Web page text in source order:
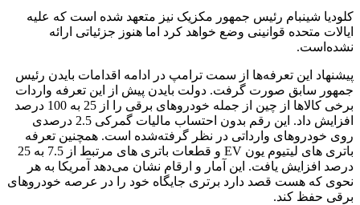
کلودیا شینبام رئیس جمهور مکزیک نیز متعهد شده است که علیه
ایالات متحده قوانینی وضع خواهد کرد اما هنوز جزئیاتی ارائه
نشده‌است.
پیشنهاد این تعرفه‌ها از سمت ترامپ در ادامه اقدامات بایدن رئیس
جمهور سابق صورت گرفت. دولت بایدن پیش از این تعرفه واردات
برخی کالاها از چین از جمله خودروهای برقی را از 25 به 100 درصد
افزایش داد. این رقم بدون احتساب مالیات گمرکی 2.5 درصدی
روی خودروهای وارداتی در نظر گرفته‌شده است. همچنین تعرفه
باتری های لیتیوم یون EV و قطعات باتری های مرتبط از 7.5 به 25
درصد افزایش یافت. این آمار و ارقام نشان می‌دهد آمریکا به هر
نحوی که هست قصد دارد برتری جایگاه خود را در عرصه خودروهای
برقی حفظ کند.